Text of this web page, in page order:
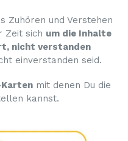
Zuhören und Verstehen
Zeit sich um die Inhalte
nicht verstanden
einverstanden seid.
Karten mit denen Du die
kannst.